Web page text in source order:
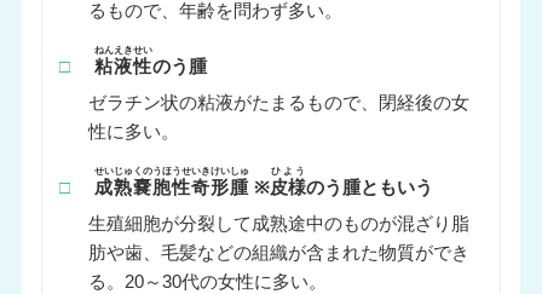
るもので、年齢を問わず多い。
□ 粘液性
ねんえきせい
のう腫
ゼラチン状の粘液がたまるもので、閉経後の女
性に多い。
□ 成熟嚢胞性奇形腫
せいじゅくのうほうせいきけいしゅ
※皮様
ひよう
のう腫ともいう
生殖細胞が分裂して成熟途中のものが混ざり脂
肪や歯、毛髪などの組織が含まれた物質ができ
る。20～30代の女性に多い。